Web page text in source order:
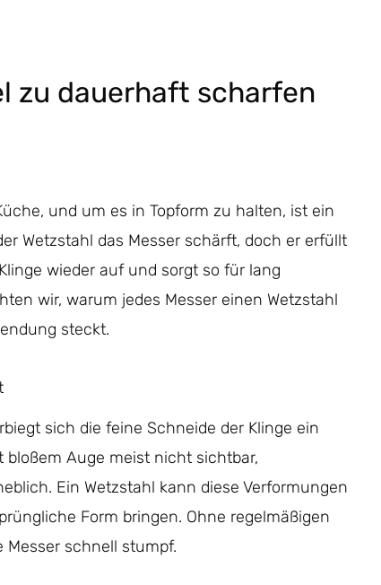
zu dauerhaft scharfen
und um es in Topform zu halten, ist ein
Wetzstahl das Messer schärft, doch er erfüllt
wieder auf und sorgt so für lang
wir, warum jedes Messer einen Wetzstahl
steckt.
sich die feine Schneide der Klinge ein
Auge meist nicht sichtbar,
Ein Wetzstahl kann diese Verformungen
Form bringen. Ohne regelmäßigen
Messer schnell stumpf.